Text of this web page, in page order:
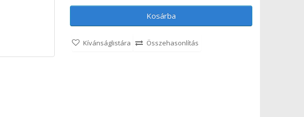
Kosárba
Kívánságlistára Összehasonlítás